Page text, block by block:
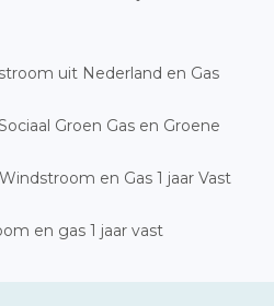
uit Nederland en Gas
Groen Gas en Groene
en Gas 1 jaar Vast
en gas 1 jaar vast